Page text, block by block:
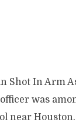
Shot In Arm
was
near